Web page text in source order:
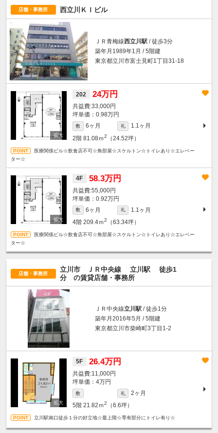
店舗・事務所 西立川ＫＩビル
ＪＲ青梅線西立川駅 / 徒歩3分
築年月1989年1月 / 5階建
東京都立川市富士見町1丁目31-18
202 24万円
33,000円
坪単価：0.98万円
敷 6ヶ月 礼
1.1ヶ月
2階 81.08ｍ2 （24.52坪）
医療関係ビル☆飲食店不可☆角部屋☆スケルトン☆トイレあり☆エレベー
ター☆
4F 58.3万円
55,000円
坪単価：0.92万円
敷 6ヶ月 礼
1.1ヶ月
4階 209.4ｍ2 （63.34坪）
医療関係ビル☆飲食店不可☆角部屋☆スケルトン☆トイレあり☆エレベー
ター☆
店舗・事務所
立川市 ＪＲ中央線 立川駅
徒歩1
分 の賃貸店舗・事務所
ＪＲ中央線立川駅 / 徒歩1分
築年月2016年5月 / 5階建
東京都立川市柴崎町3丁目1-2
5F 26.4万円
11,000円
坪単価：4万円
敷 礼
2ヶ月
5階 21.82ｍ2 （6.6坪）
立川駅南口徒歩１分の好立地☆最上階☆専有部分にトイレ有り☆